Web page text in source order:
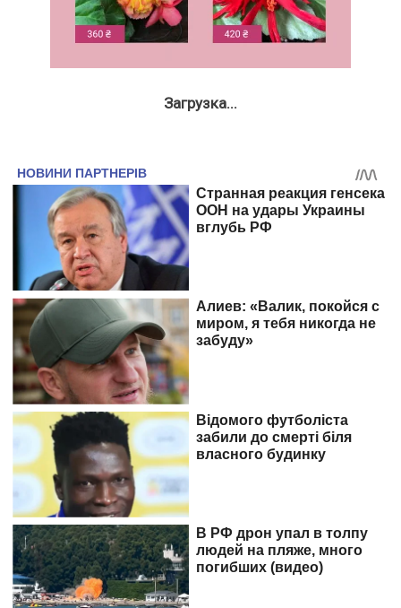
Загрузка...